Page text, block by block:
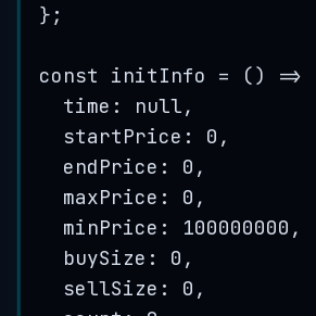
} ;
const initInfo = () =>
time : null,
startPrice : 0 ,
endPrice : 0 ,
maxPrice : 0 ,
minPrice : 100000000 ,
buySize : 0 ,
sellSize : 0 ,